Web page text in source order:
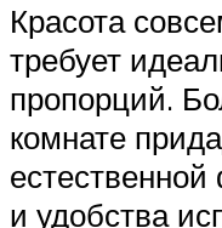
Красота
требует
пропорций.
комнате
и удобства